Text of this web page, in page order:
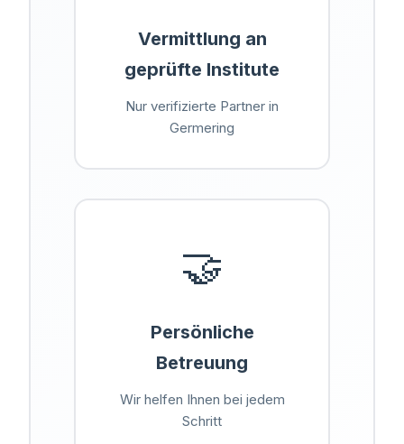
Vermittlung an
geprüfte Institute
Nur verifizierte Partner in
Germering
🤝
Persönliche
Betreuung
Wir helfen Ihnen bei jedem
Schritt